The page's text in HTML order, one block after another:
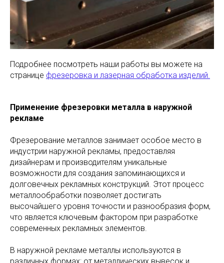
Подробнее посмотреть наши работы вы можете на
странице фрезеровка и лазерная обработка изделий.
Применение фрезеровки металла в наружной
рекламе
Фрезерование металлов занимает особое место в
индустрии наружной рекламы, предоставляя
дизайнерам и производителям уникальные
возможности для создания запоминающихся и
долговечных рекламных конструкций. Этот процесс
металлообработки позволяет достигать
высочайшего уровня точности и разнообразия форм,
что является ключевым фактором при разработке
современных рекламных элементов.
В наружной рекламе металлы используются в
различных формах: от металлических вывесок и